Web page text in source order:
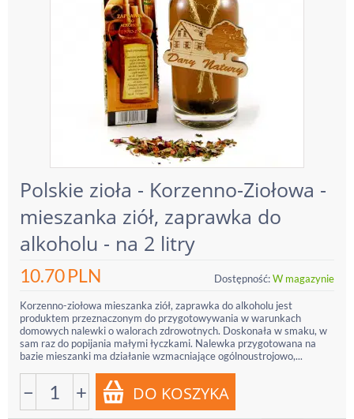
Polskie zioła - Korzenno-Ziołowa -
mieszanka ziół, zaprawka do
alkoholu - na 2 litry
10.70PLN Dostępność:W magazynie
Korzenno-ziołowa mieszanka ziół, zaprawka do alkoholu jest
produktem przeznaczonym do przygotowywania w warunkach
domowych nalewki o walorach zdrowotnych. Doskonała w smaku, w
sam raz do popijania małymi łyczkami. Nalewka przygotowana na
bazie mieszanki ma działanie wzmacniające ogólnoustrojowo,...
− +